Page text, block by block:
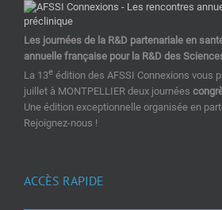
Les journées de la R&D partenariale en
annuelle française pour la R&D des
La 13e édition des AFSSI Connexions vous
juillet à MONTPELLIER deux journées
Une édition exceptionnelle organisée en
Rejoignez-nous !
ACCÈS RAPIDE